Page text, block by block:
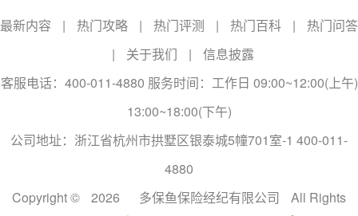
最新内容 | 热门攻略 | 热门评测 | 热门百科 |
热门问答
|
关于我们 |
信息披露
客服电话：400-011-4880 服务时间：工作日 09:00~12:00(上午)
13:00~18:00(下午)
公司地址：浙江省杭州市拱墅区银泰城5幢701室-1 400-011-
4880
Copyright ©
2026 多保鱼保险经纪有限公司
All Rights